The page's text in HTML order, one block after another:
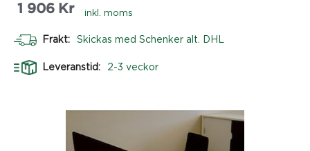
1 906 Kr inkl. moms
Frakt: Skickas med Schenker alt. DHL
Leveranstid: 2-3 veckor